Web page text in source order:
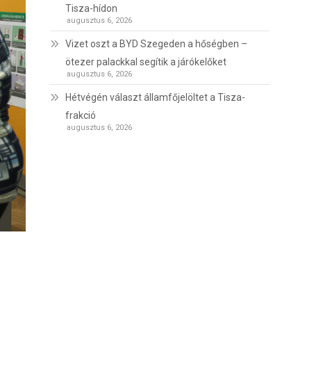
Tisza-hídon
augusztus 6, 2026
Vizet oszt a BYD Szegeden a hőségben –
ötezer palackkal segítik a járókelőket
augusztus 6, 2026
Hétvégén választ államfőjelöltet a Tisza-
frakció
augusztus 6, 2026